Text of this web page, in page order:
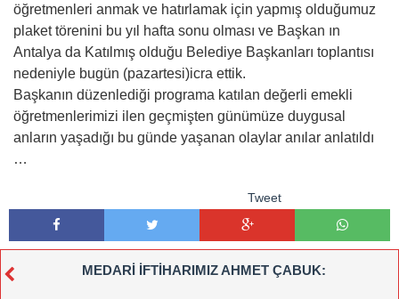
öğretmenleri anmak ve hatırlamak için yapmış olduğumuz
plaket törenini bu yıl hafta sonu olması ve Başkan ın
Antalya da Katılmış olduğu Belediye Başkanları toplantısı
nedeniyle bugün (pazartesi)icra ettik.
Başkanın düzenlediği programa katılan değerli emekli
öğretmenlerimizi ilen geçmişten günümüze duygusal
anların yaşadığı bu günde yaşanan olaylar anılar anlatıldı
…
Tweet
MEDARİ İFTİHARIMIZ AHMET ÇABUK: